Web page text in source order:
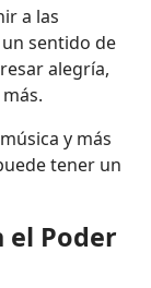
a las
sentido de
alegría,
y más
tener un
el Poder